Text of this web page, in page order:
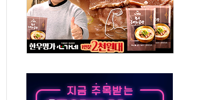
방지법' 전면 재검토 지시
20~30mm 강한 비...가뭄 해소될 듯
내륙 곳곳 소나기
, 민주당 스스로 원칙 뒤집는 것"